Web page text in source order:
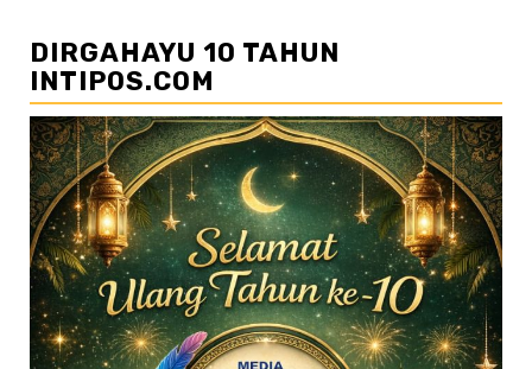
DIRGAHAYU 10 TAHUN
INTIPOS.COM